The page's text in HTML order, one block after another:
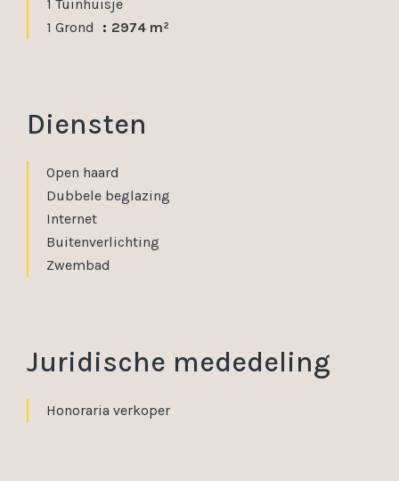
1 Tuinhuisje
1 Grond
2974 m²
Diensten
Open haard
Dubbele beglazing
Internet
Buitenverlichting
Zwembad
Juridische mededeling
Honoraria verkoper